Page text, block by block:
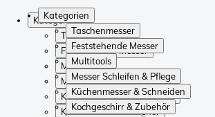
Kategorien
Taschenmesser
Feststehende Messer
Multitools
Messer Schleifen & Pflege
Küchenmesser & Schneiden
Kochgeschirr & Zubehör
Kategorien
Taschenmesser
Feststehende Messer
Multitools
Messer Schleifen & Pflege
Küchenmesser & Schneiden
Kochgeschirr & Zubehör